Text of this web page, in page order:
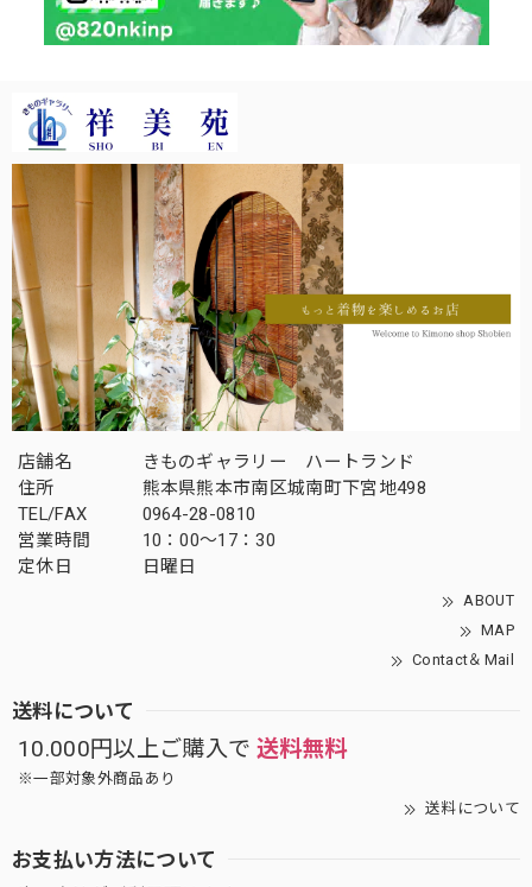
店舗名
きものギャラリー ハートランド
住所
熊本県熊本市南区城南町下宮地498
TEL/FAX
0964-28-0810
営業時間
10：00～17：30
定休日
日曜日
ABOUT
MAP
Contact＆Mail
送料について
10.000円以上ご購入で 送料無料
※一部対象外商品あり
送料について
お支払い方法について